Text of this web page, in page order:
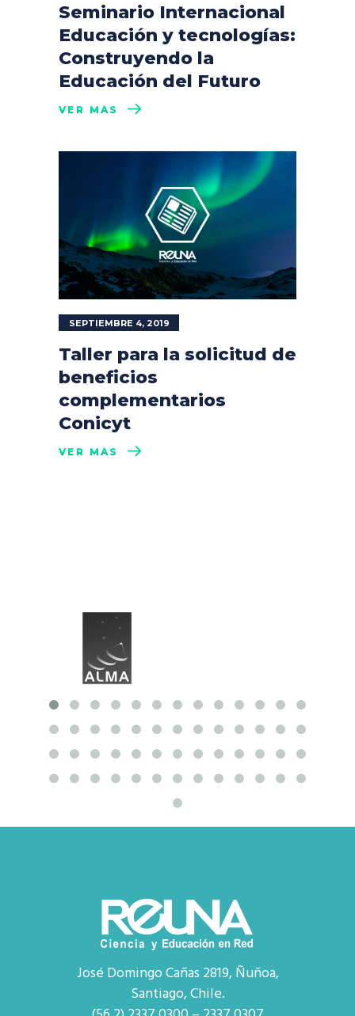
Seminario Internacional
Educación y tecnologías:
Construyendo la
Educación del Futuro
VER MÁS
SEPTIEMBRE 4, 2019
Taller para la solicitud de
beneficios
complementarios
Conicyt
VER MÁS
José Domingo Cañas 2819, Ñuñoa,
Santiago, Chile.